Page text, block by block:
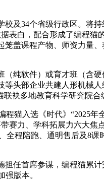
34个省级行政区。将
表白，配合形成了编程
盖课程产物、师资力量
软件）或育才班（含硬
头部企业共建人形机械
袂多地教育科学研究院
入选《时代》“2025年
赛力、学科拓展力六大
程陪跑、通明售后及8
首席参谋，编程猫累计
强版本。